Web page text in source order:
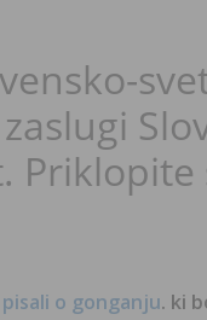
pisali o gonganju. ki